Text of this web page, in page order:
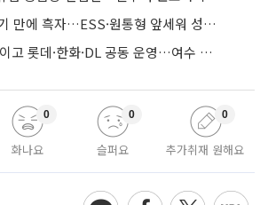
LG엔솔, 2개 분기 만에 흑자…ESS·원통형 앞세워 성장 가속
NCC 139만t 줄이고 롯데·한화·DL 공동 운영…여수 1호 본궤도
화나요
0
슬퍼요
0
추가취재 원해요
0